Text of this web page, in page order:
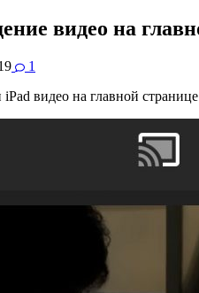
видео на
1
iPad видео на главной